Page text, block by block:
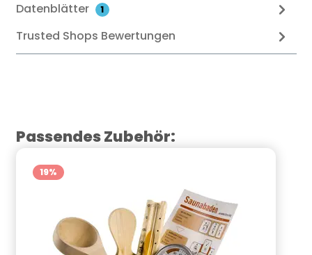
Datenblätter 1
Trusted Shops Bewertungen
Produktgalerie überspringen
Passendes Zubehör:
19%